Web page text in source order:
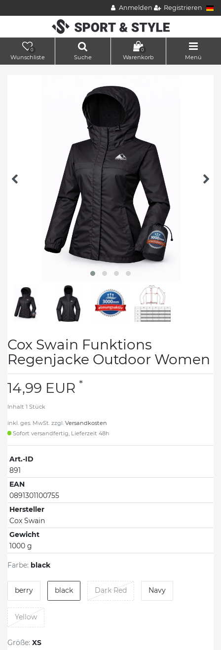
Anmelden Registrieren
0
Wunschliste Suche
0
Warenkorb Menü
Cox Swain Funktions
Regenjacke Outdoor Women
14,99 EUR *
Inhalt 1 Stück
inkl. ges. MwSt. zzgl. Versandkosten
Sofort versandfertig, Lieferzeit 48h
Art.-ID
891
EAN
0891301100755
Hersteller
Cox Swain
Gewicht
1000 g
Farbe: black
berry black Dark Red Navy
Yellow
Größe: XS